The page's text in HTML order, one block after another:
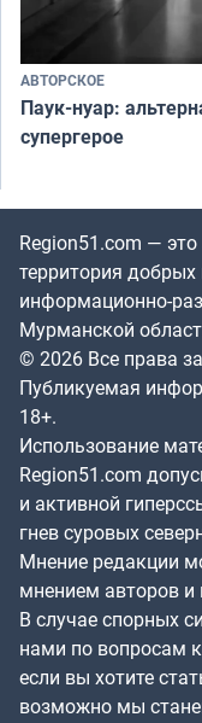
АВТОРСКОЕ
Паук-нуар:
супергерое
Region51.com —
территория
информационно-
Мурманской
© 2026 Все права
Публикуемая
18+.
Использование
Region51.com
и активной
гнев суровых
Мнение редакции
мнением авторов
В случае спорных
нами по вопросам
если вы хотите
возможно мы